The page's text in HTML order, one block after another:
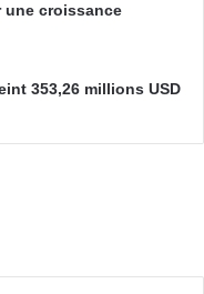
une croissance
353,26 millions USD